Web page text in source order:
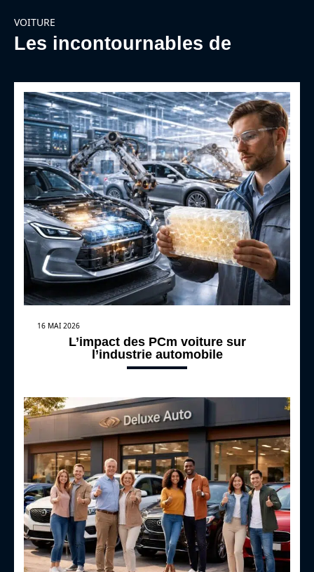
VOITURE
Les incontournables de
16 MAI 2026
L’impact des PCm voiture sur
l’industrie automobile